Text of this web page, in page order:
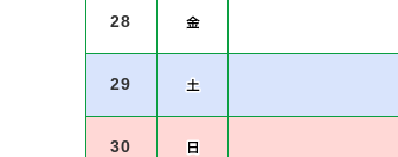
28
29
30